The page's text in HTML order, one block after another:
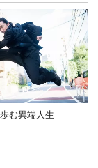
む異端人生